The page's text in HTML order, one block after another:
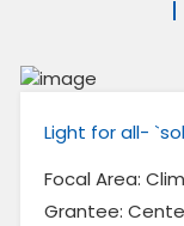
villages